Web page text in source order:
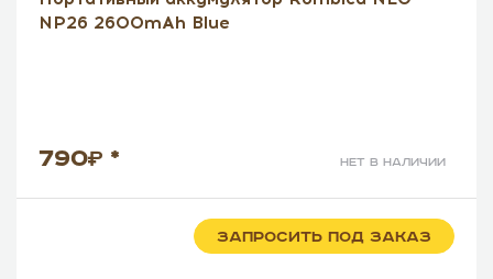
NP26 2600mAh Blue
790 * нет в наличии
ЗАПРОСИТЬ ПОД ЗАКАЗ